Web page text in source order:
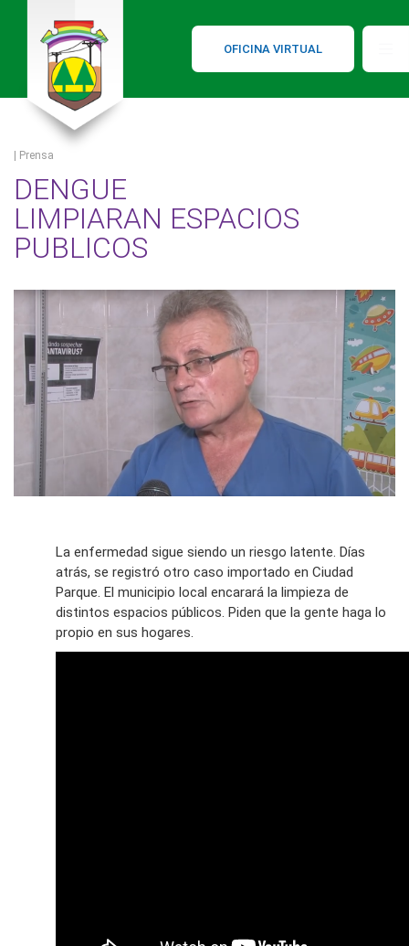
OFICINA VIRTUAL
| Prensa
DENGUE
LIMPIARAN ESPACIOS
PUBLICOS
La enfermedad sigue siendo un riesgo latente. Días
atrás, se registró otro caso importado en Ciudad
Parque. El municipio local encarará la limpieza de
distintos espacios públicos. Piden que la gente haga lo
propio en sus hogares.